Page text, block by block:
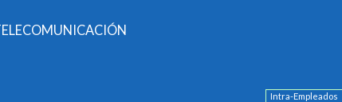
Intra-Empleados